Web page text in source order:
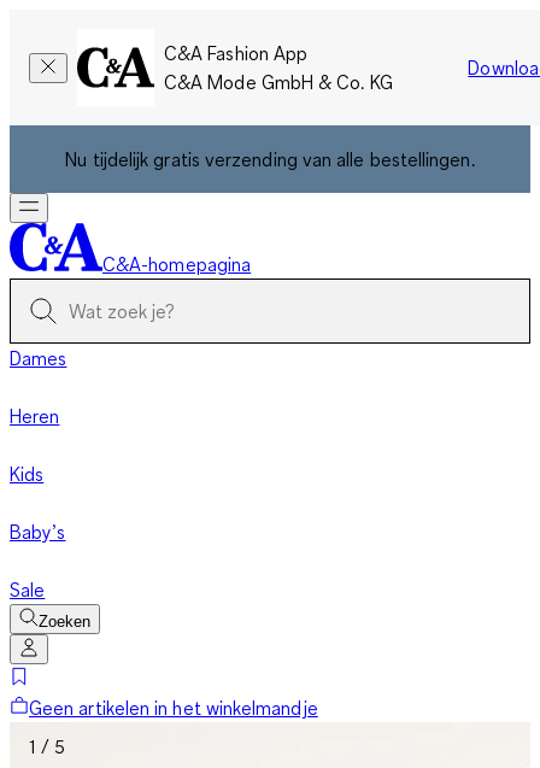
C&A Fashion App
C&A Mode GmbH & Co. KG
Nu tijdelijk gratis verzending van alle bestellingen.
C&A-homepagina
Dames
Heren
Kids
Baby’s
Sale
Zoeken
Geen artikelen in het winkelmandje
1 / 5